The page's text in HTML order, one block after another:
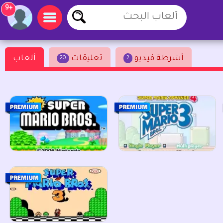
+9
ألعاب 20 تعليقات 2 أشرطة فيديو